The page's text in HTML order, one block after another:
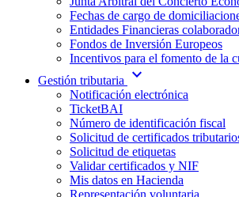
Fechas de cargo de
Entidades Financieras
Fondos de Inversión Europeos
Incentivos para el fomento de la
Gestión tributaria
expand_more
Notificación electrónica
TicketBAI
Número de identificación fiscal
Solicitud de certificados
Solicitud de etiquetas
Validar certificados y NIF
Mis datos en Hacienda
Representación voluntaria